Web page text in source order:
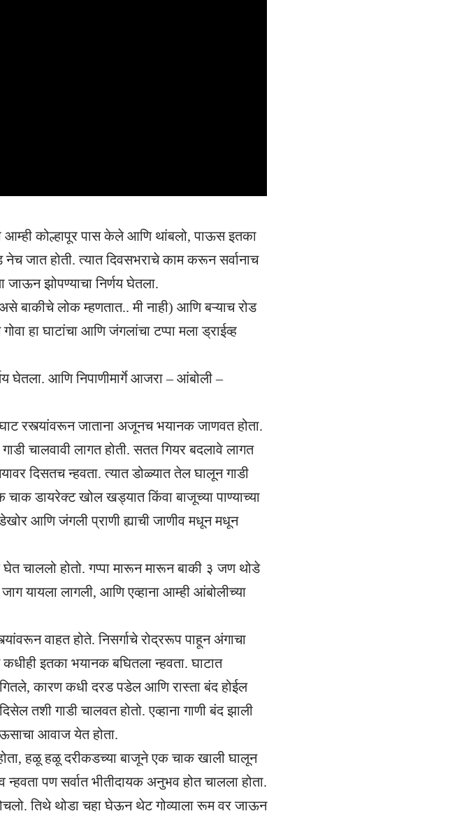
आम्ही कोल्हापूर पास केले आणि थांबलो, पाऊस इतका
जात होती. त्यात दिवसभराचे काम करून सर्वानाच
जाऊन झोपण्याचा निर्णय घेतला.
बाकीचे लोक म्हणतात.. मी नाही) आणि बऱ्याच रोड
हा घाटांचा आणि जंगलांचा टप्पा मला ड्राईव्ह
घेतला. आणि निपाणीमार्गे आजरा – आंबोली –
रस्त्यांवरून जाताना अजूनच भयानक जाणवत होता.
चालवावी लागत होती. सतत गियर बदलावे लागत
दिसतच न्हवता. त्यात डोळ्यात तेल घालून गाडी
डायरेक्ट खोल खड्यात किंवा बाजूच्या पाण्याच्या
आणि जंगली प्राणी ह्याची जाणीव मधून मधून
चाललो होतो. गप्पा मारून मारून बाकी ३ जण थोडे
यायला लागली, आणि एव्हाना आम्ही आंबोलीच्या
वाहत होते. निसर्गाचे रोद्ररूप पाहून अंगाचा
इतका भयानक बघितला न्हवता. घाटात
कारण कधी दरड पडेल आणि रास्ता बंद होईल
तशी गाडी चालवत होतो. एव्हाना गाणी बंद झाली
आवाज येत होता.
हळू हळू दरीकडच्या बाजूने एक चाक खाली घालून
पण सर्वात भीतीदायक अनुभव होत चालला होता.
तिथे थोडा चहा घेऊन थेट गोव्याला रूम वर जाऊन